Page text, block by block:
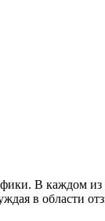
В каждом из
в области